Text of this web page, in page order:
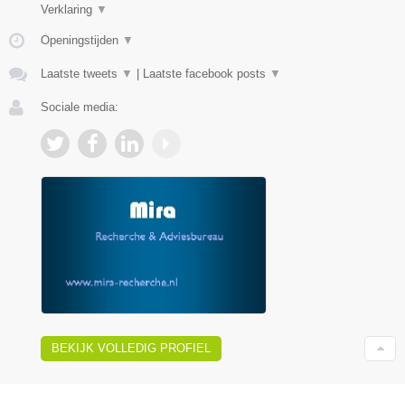
Verklaring ▼
Openingstijden ▼
Laatste tweets ▼ | Laatste facebook posts ▼
Sociale media:
BEKIJK VOLLEDIG PROFIEL